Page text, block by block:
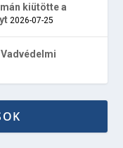
kiütötte a
2026-07-25